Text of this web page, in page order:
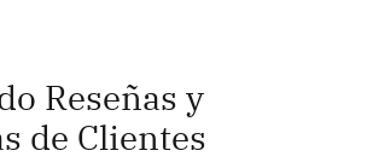
Reseñas y
de Clientes